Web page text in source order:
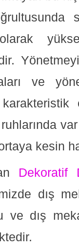
ve
kesin
Dekoratif
dış
ve dış